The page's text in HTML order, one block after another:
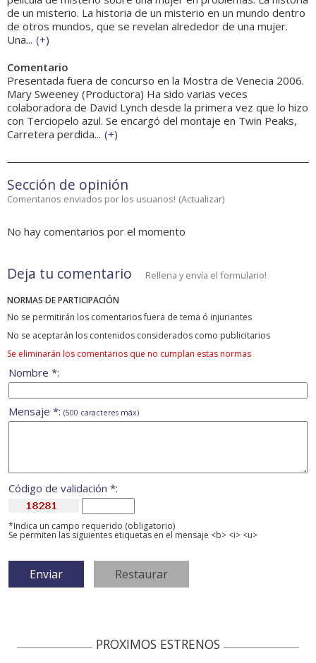
de un misterio. La historia de un misterio en un mundo dentro
de otros mundos, que se revelan alrededor de una mujer.
Una... (+)
Comentario
Presentada fuera de concurso en la Mostra de Venecia 2006.
Mary Sweeney (Productora) Ha sido varias veces
colaboradora de David Lynch desde la primera vez que lo hizo
con Terciopelo azul. Se encargó del montaje en Twin Peaks,
Carretera perdida... (+)
Sección de opinión
Comentarios enviados por los usuarios! (Actualizar)
No hay comentarios por el momento
Deja tu comentario Rellena y envía el formulario!
NORMAS DE PARTICIPACIÓN
No se permitirán los comentarios fuera de tema ó injuriantes
No se aceptarán los contenidos considerados como publicitarios
Se eliminarán los comentarios que no cumplan estas normas
Nombre *:
Mensaje *: (500 caracteres máx)
Código de validación *:
*Indica un campo requerido (obligatorio)
Se permiten las siguientes etiquetas en el mensaje <b> <i> <u>
PROXIMOS ESTRENOS